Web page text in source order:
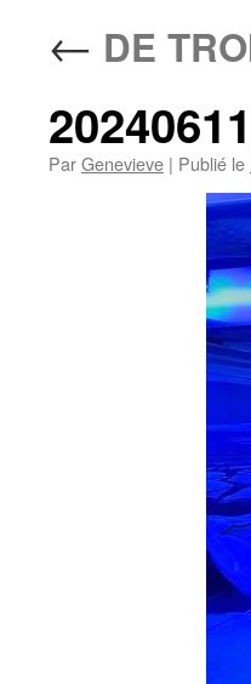
← DE
ParGenevieve | Publié le